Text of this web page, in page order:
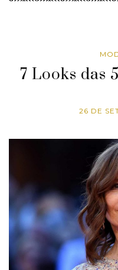
7 Looks das
26 DE